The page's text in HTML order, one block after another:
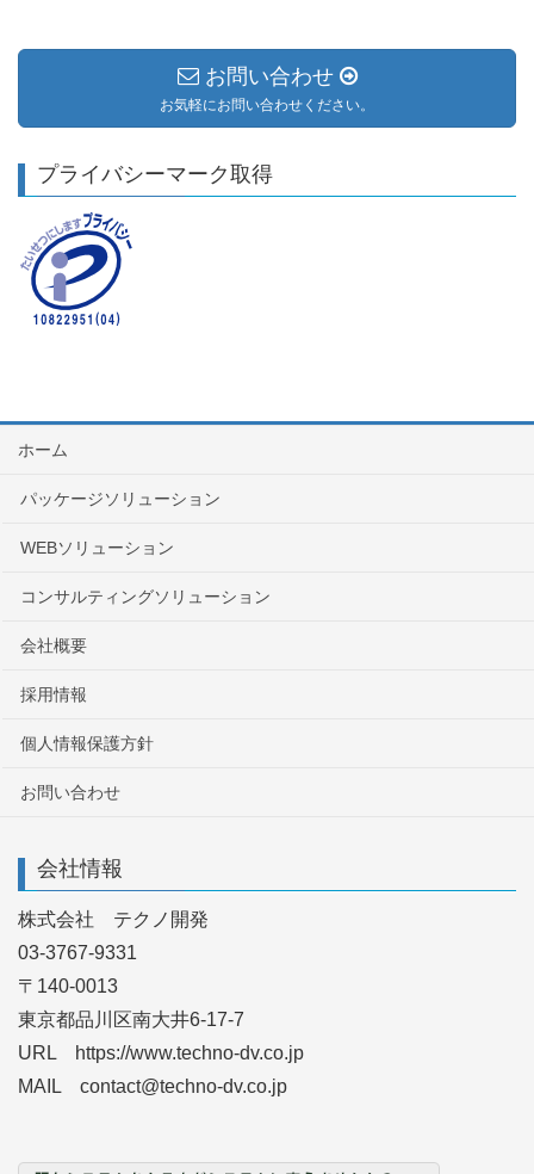
お問い合わせ
お気軽にお問い合わせください。
プライバシーマーク取得
ホーム
パッケージソリューション
WEBソリューション
コンサルティングソリューション
会社概要
採用情報
個人情報保護方針
お問い合わせ
会社情報
株式会社 テクノ開発
03-3767-9331
〒140-0013
東京都品川区南大井6-17-7
URL https://www.techno-dv.co.jp
MAIL contact@techno-dv.co.jp